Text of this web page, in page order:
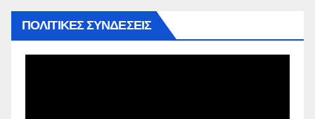
ΠΟΛΙΤΙΚΕΣ ΣΥΝΔΕΣΕΙΣ